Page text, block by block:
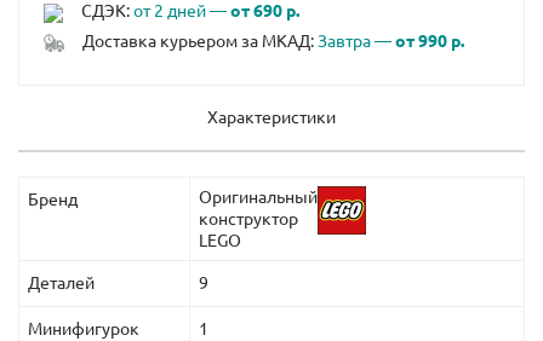
СДЭК:от 2 дней —от 690 р.
Доставка курьером за МКАД:Завтра —от 990 р.
Характеристики
Бренд
Оригинальный
конструктор
LEGO
Деталей 9
Минифигурок 1